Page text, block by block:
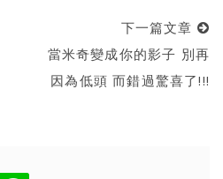
下一篇文章
當米奇變成你的影子 別再
因為低頭 而錯過驚喜了!!!